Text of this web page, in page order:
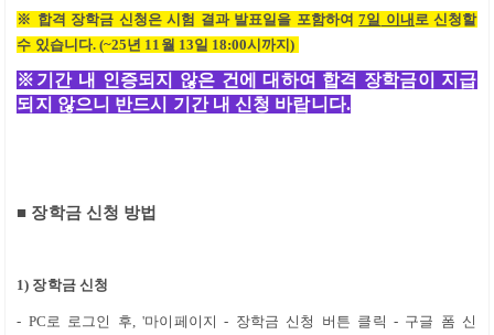
※ 합격 장학금 신청은 시험 결과 발표일을 포함하여7일 이내 로 신청할
수 있습니다. (~25년 11 월 13일 18:00시까지)
※ 기간 내 인증되지 않은 건에 대하여 합격 장학금이 지급
되지 않으니 반드시 기간 내 신청 바랍니다.
■ 장학금 신청 방법
1) 장학금 신청
- PC로 로그인 후, '마이페이지- 장학금 신청 버튼 클릭- 구글 폼 신